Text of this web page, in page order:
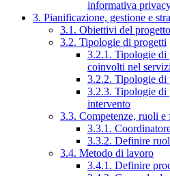
informativa
3. Pianificazione, gestione e
3.1. Obiettivi del progetto
3.2. Tipologie di progetti
3.2.1. Tipologie di
coinvolti nel
3.2.2. Tipologie di
3.2.3. Tipologie di
intervento
3.3. Competenze, ruoli
3.3.1.
3.3.2. Definire
3.4. Metodo di lavoro
3.4.1. Definire